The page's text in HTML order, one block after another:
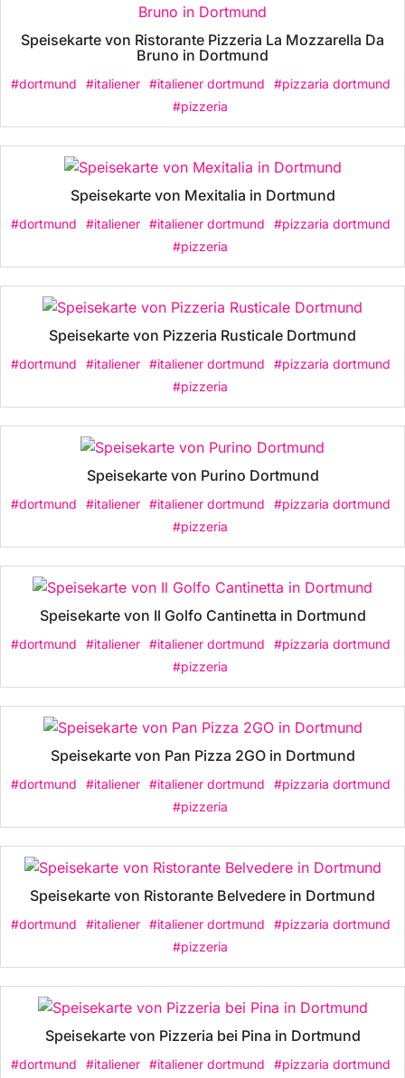
Speisekarte von Ristorante Pizzeria La Mozzarella Da
Bruno in Dortmund
#dortmund #italiener #italiener dortmund
#pizzaria dortmund
#pizzeria
Speisekarte von Mexitalia in Dortmund
#dortmund #italiener #italiener dortmund
#pizzaria dortmund
#pizzeria
Speisekarte von Pizzeria Rusticale Dortmund
#dortmund #italiener #italiener dortmund
#pizzaria dortmund
#pizzeria
Speisekarte von Purino Dortmund
#dortmund #italiener #italiener dortmund
#pizzaria dortmund
#pizzeria
Speisekarte von Il Golfo Cantinetta in Dortmund
#dortmund #italiener #italiener dortmund
#pizzaria dortmund
#pizzeria
Speisekarte von Pan Pizza 2GO in Dortmund
#dortmund #italiener #italiener dortmund
#pizzaria dortmund
#pizzeria
Speisekarte von Ristorante Belvedere in Dortmund
#dortmund #italiener #italiener dortmund
#pizzaria dortmund
#pizzeria
Speisekarte von Pizzeria bei Pina in Dortmund
#dortmund #italiener #italiener dortmund #pizzaria dortmund